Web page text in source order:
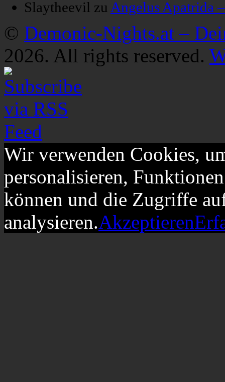
Slaytheevil zu Angelus Apatrida
© Demonic-Nights.at –
2026. All rights reserved.
Wir verwenden Cookies,
personalisieren,
können und die Zugriffe
analysieren.Akzeptieren